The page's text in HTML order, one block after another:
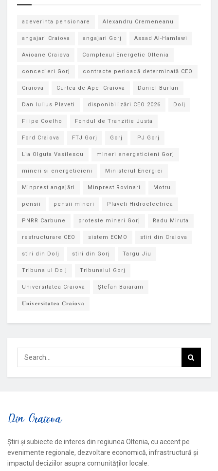
adeverinta pensionare Alexandru Cremeneanu
angajari Craiova angajari Gorj Assad Al-Hamlawi
Avioane Craiova Complexul Energetic Oltenia
concedieri Gorj contracte perioadă determinată CEO
Craiova Curtea de Apel Craiova Daniel Burlan
Dan Iulius Plaveti disponibilizări CEO 2026 Dolj
Filipe Coelho Fondul de Tranzitie Justa
Ford Craiova FTJ Gorj Gorj IPJ Gorj
Lia Olguta Vasilescu mineri energeticieni Gorj
mineri si energeticieni Ministerul Energiei
Minprest angajări Minprest Rovinari Motru
pensii pensii mineri Plaveti Hidroelectrica
PNRR Carbune proteste mineri Gorj Radu Miruta
restructurare CEO sistem ECMO stiri din Craiova
stiri din Dolj stiri din Gorj Targu Jiu
Tribunalul Dolj Tribunalul Gorj
Universitatea Craiova Ștefan Baiaram
𝐔𝐧𝐢𝐯𝐞𝐫𝐬𝐢𝐭𝐚𝐭𝐞𝐚 𝐂𝐫𝐚𝐢𝐨𝐯𝐚
Știri și subiecte de interes din regiunea Oltenia, cu accent pe
evenimente regionale, dezvoltare economică, infrastructură și
impactul deciziilor asupra comunităților locale.